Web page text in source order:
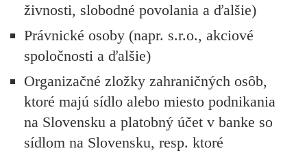
živnosti, slobodné povolania a ďalšie)
Právnické osoby (napr. s.r.o., akciové
spoločnosti a ďalšie)
Organizačné zložky zahraničných osôb,
ktoré majú sídlo alebo miesto podnikania
na Slovensku a platobný účet v banke so
sídlom na Slovensku, resp. ktoré